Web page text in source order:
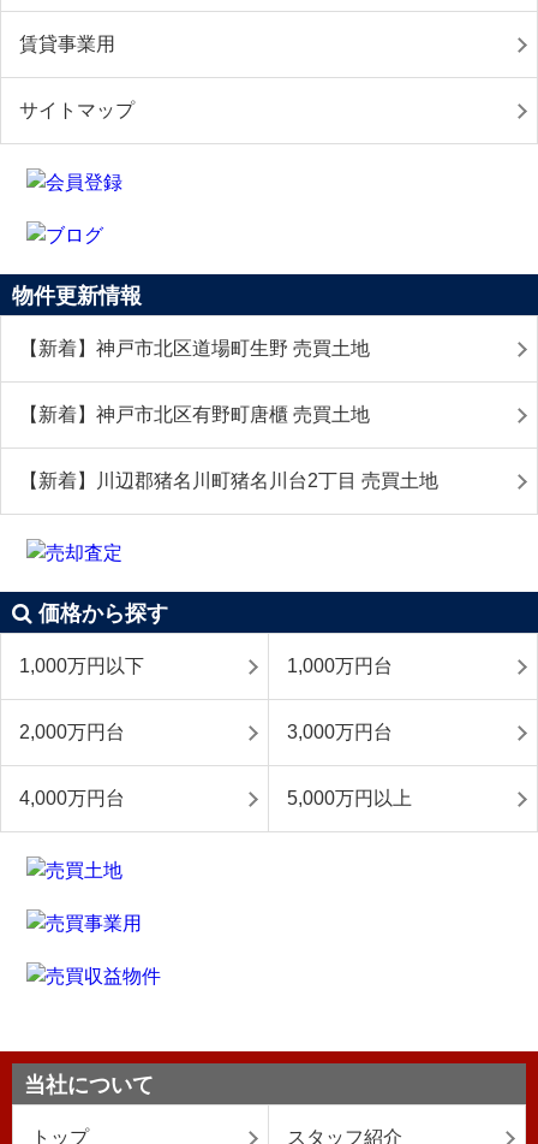
賃貸事業用
サイトマップ
物件更新情報
【新着】神戸市北区道場町生野 売買土地
【新着】神戸市北区有野町唐櫃 売買土地
【新着】川辺郡猪名川町猪名川台2丁目 売買土地
価格から探す
1,000万円以下 1,000万円台
2,000万円台 3,000万円台
4,000万円台 5,000万円以上
当社について
トップ スタッフ紹介